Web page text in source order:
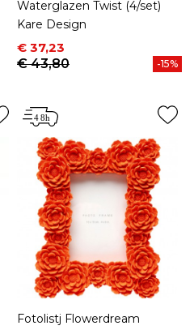
Waterglazen Twist (4/set)
Kare Design
Prijs
€ 37,23
Normale prijs
€ 43,80
-15%
Fotolistj Flowerdream